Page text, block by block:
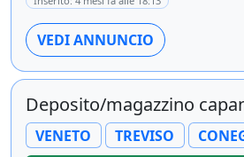
VEDI ANNUNCIO
Deposito/magazzino
VENETO TREVISO